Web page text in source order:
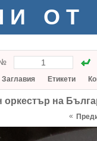
ОТ
Заглавия Етикети
на
«